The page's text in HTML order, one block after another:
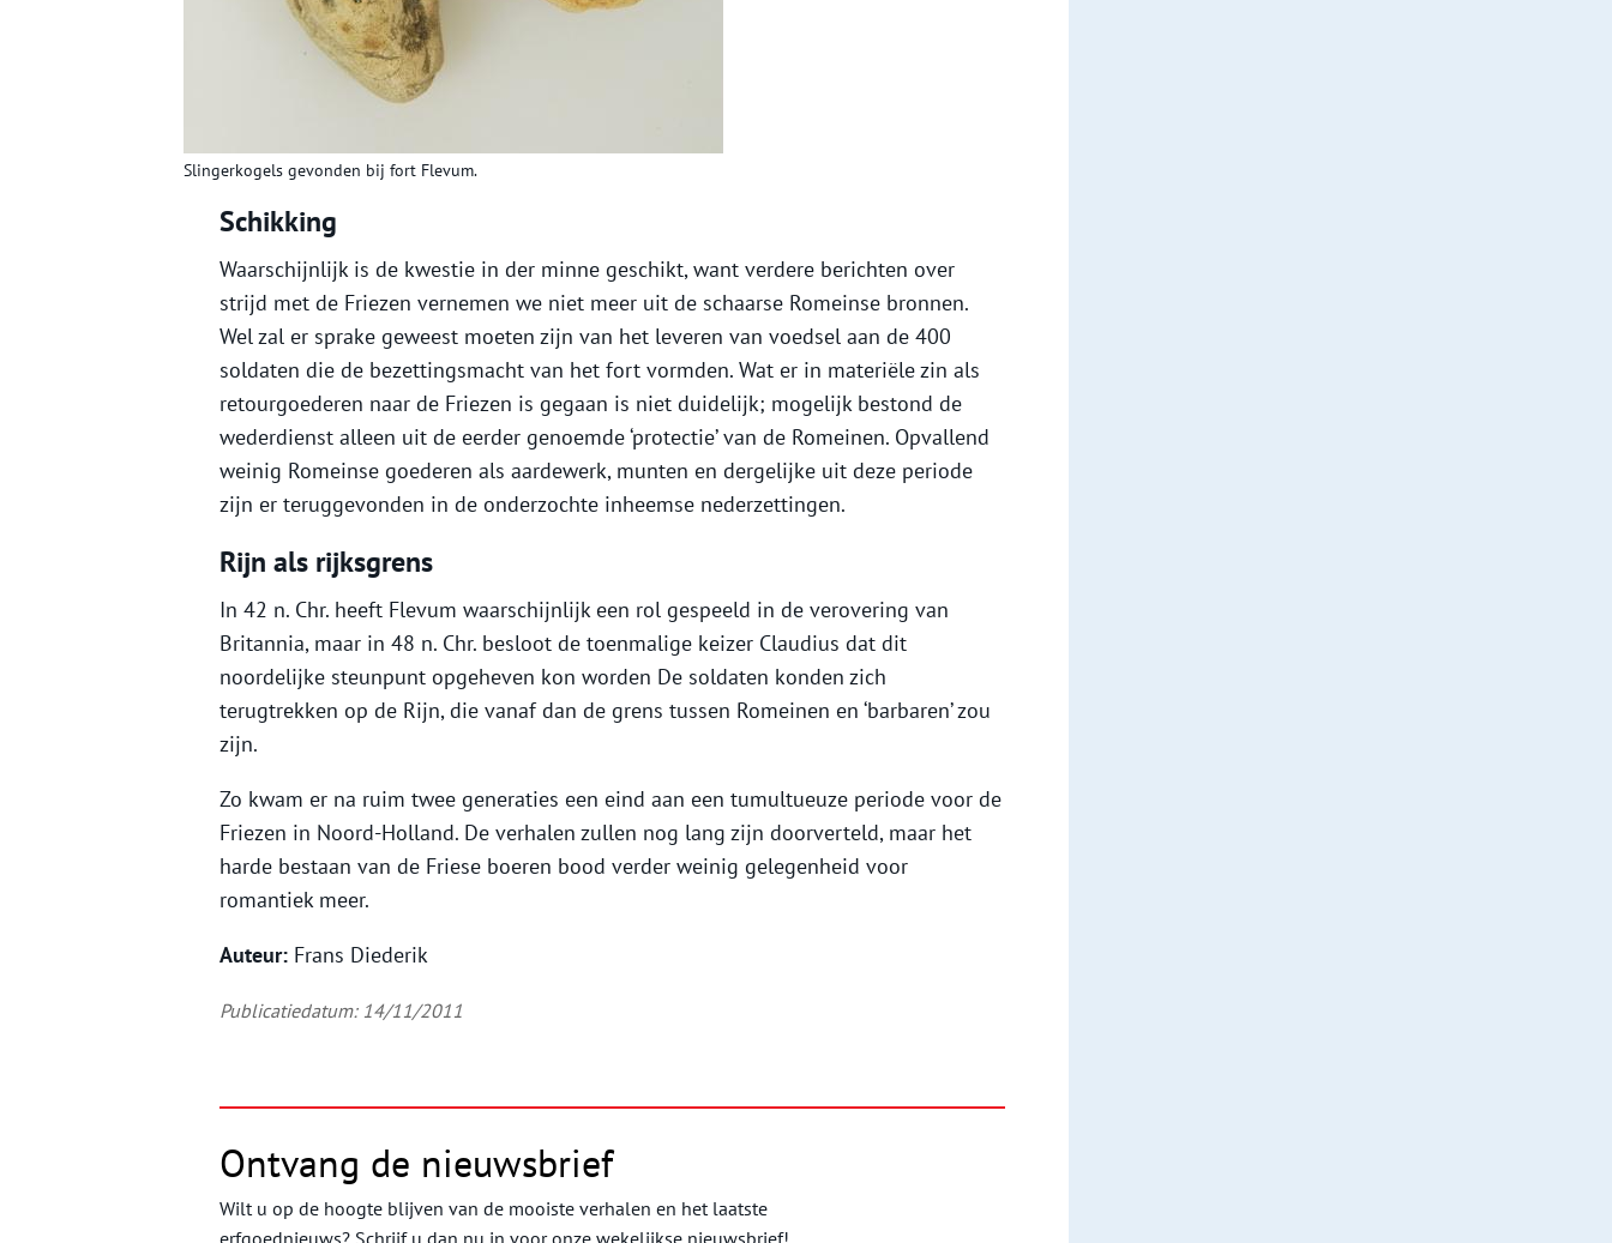
Slingerkogels gevonden bij fort Flevum.
Schikking
Waarschijnlijk is de kwestie in der minne geschikt, want verdere berichten over
strijd met de Friezen vernemen we niet meer uit de schaarse Romeinse bronnen.
Wel zal er sprake geweest moeten zijn van het leveren van voedsel aan de 400
soldaten die de bezettingsmacht van het fort vormden. Wat er in materiële zin als
retourgoederen naar de Friezen is gegaan is niet duidelijk; mogelijk bestond de
wederdienst alleen uit de eerder genoemde ‘protectie’ van de Romeinen. Opvallend
weinig Romeinse goederen als aardewerk, munten en dergelijke uit deze periode
zijn er teruggevonden in de onderzochte inheemse nederzettingen.
Rijn als rijksgrens
In 42 n. Chr. heeft Flevum waarschijnlijk een rol gespeeld in de verovering van
Britannia, maar in 48 n. Chr. besloot de toenmalige keizer Claudius dat dit
noordelijke steunpunt opgeheven kon worden De soldaten konden zich
terugtrekken op de Rijn, die vanaf dan de grens tussen Romeinen en ‘barbaren’ zou
zijn.
Zo kwam er na ruim twee generaties een eind aan een tumultueuze periode voor de
Friezen in Noord-Holland. De verhalen zullen nog lang zijn doorverteld, maar het
harde bestaan van de Friese boeren bood verder weinig gelegenheid voor
romantiek meer.
Auteur: Frans Diederik
Publicatiedatum: 14/11/2011
Ontvang de nieuwsbrief
Wilt u op de hoogte blijven van de mooiste verhalen en het laatste